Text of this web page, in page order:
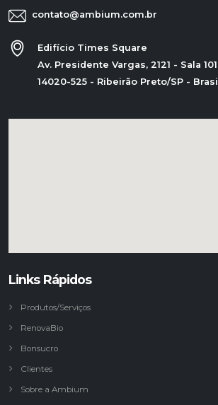
contato@ambium.com.br
Edifício Times Square
Av. Presidente Vargas, 2121 - Sala 101
14020-525 - Ribeirão Preto/SP - Brasil
Links Rápidos
Produtos/Serviços
RenovaBio
Bonsucro
Clientes
Sobre a Ambium